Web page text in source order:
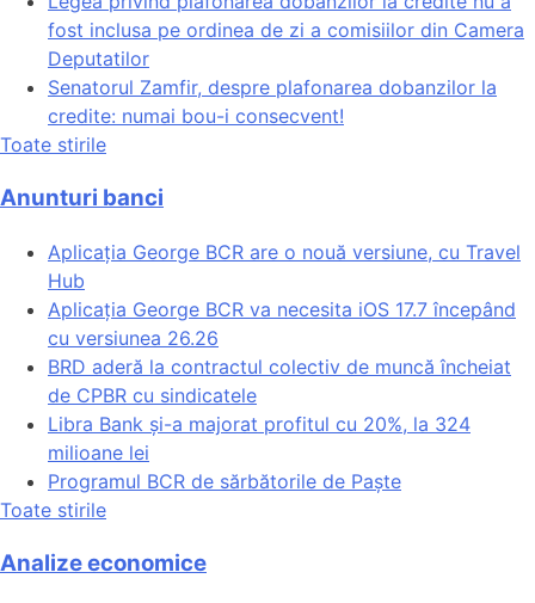
fost inclusa pe ordinea de zi a comisiilor din Camera
Deputatilor
Senatorul Zamfir, despre plafonarea dobanzilor la
credite: numai bou-i consecvent!
Toate stirile
Anunturi banci
Aplicația George BCR are o nouă versiune, cu Travel
Hub
Aplicația George BCR va necesita iOS 17.7 începând
cu versiunea 26.26
BRD aderă la contractul colectiv de muncă încheiat
de CPBR cu sindicatele
Libra Bank și-a majorat profitul cu 20%, la 324
milioane lei
Programul BCR de sărbătorile de Paște
Toate stirile
Analize economice